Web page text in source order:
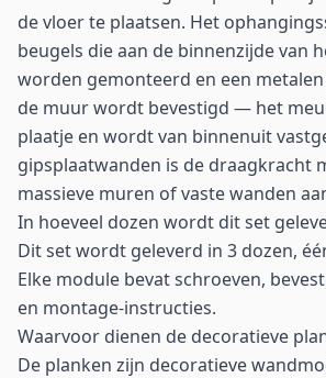
de vloer te plaatsen. Het
beugels die aan de binnenzijde van
worden gemonteerd en een
de muur wordt bevestigd — het
plaatje en wordt van binnenuit
gipsplaatwanden is de draagkracht
massieve muren of vaste wanden
In hoeveel dozen wordt dit set
Dit set wordt geleverd in 3 dozen,
Elke module bevat schroeven,
en montage-instructies.
Waarvoor dienen de decoratieve
De planken zijn decoratieve